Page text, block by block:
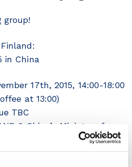
group!
in China
17th, 2015, 14:00-18:00
at 13:00)
TBC
& China’s Ministry of
Technology (MIIT)